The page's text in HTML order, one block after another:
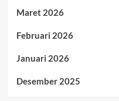
Maret 2026
Februari 2026
Januari 2026
Desember 2025